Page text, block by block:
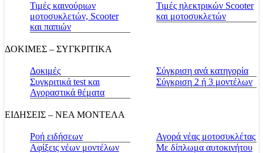
Τιμές καινούριων
μοτοσυκλετών, Scooter
και παπιών
Τιμές ηλεκτρικών Scooter
και μοτοσυκλετών
ΔΟΚΙΜΕΣ – ΣΥΓΚΡΙΤΙΚΑ
Δοκιμές
Συγκριτικά test και
Αγοραστικά θέματα
Σύγκριση ανά κατηγορία
Σύγκριση 2 ή 3 μοντέλων
ΕΙΔΗΣΕΙΣ – ΝΕΑ ΜΟΝΤΕΛΑ
Ροή ειδήσεων
Αφίξεις νέων μοντέλων
Αγορά νέας μοτοσυκλέτας
Με δίπλωμα αυτοκινήτου